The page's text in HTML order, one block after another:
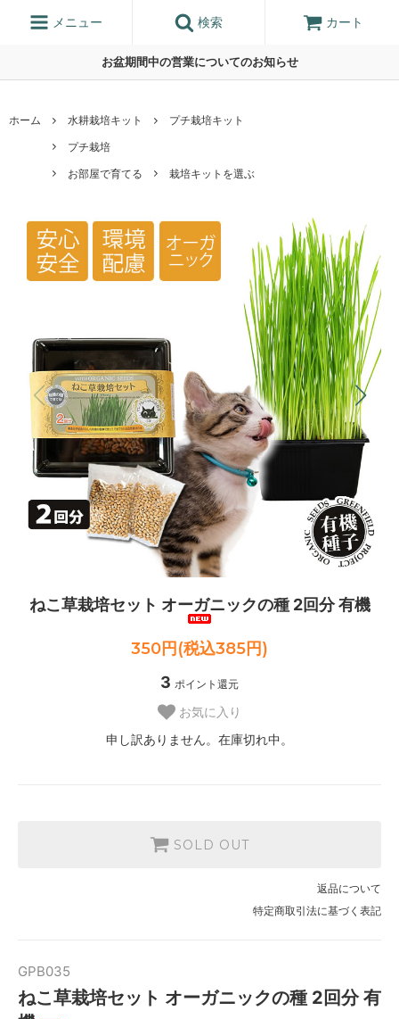
お盆期間中の営業についてのお知らせ
メニュー 検索 カート
ホーム 水耕栽培キット
プチ栽培キット
プチ栽培
お部屋で育てる
栽培キットを選ぶ
ねこ草栽培セット オーガニックの種 2回分 有機
350円(税込385円)
3 ポイント還元
お気に入り
申し訳ありません。在庫切れ中。
SOLD OUT
返品について
特定商取引法に基づく表記
GPB035
ねこ草栽培セット オーガニックの種 2回分 有